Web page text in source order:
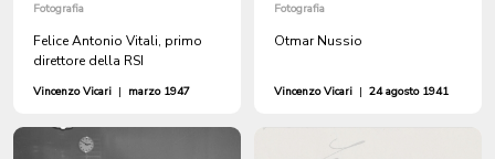
Fotografia
Felice Antonio Vitali, primo
direttore della RSI
Vincenzo Vicari | marzo 1947
Fotografia
Otmar Nussio
Vincenzo Vicari | 24 agosto 1941